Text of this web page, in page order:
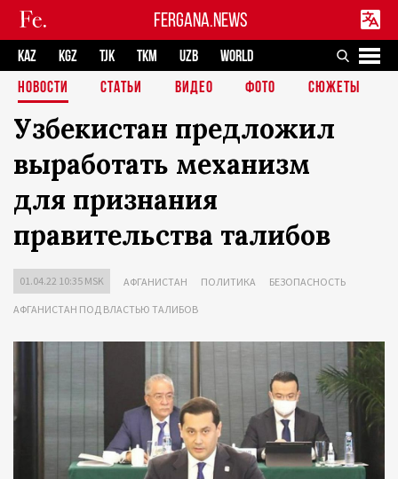
FERGANA.NEWS
KAZ KGZ TJK TKM UZB
WORLD
НОВОСТИ
СТАТЬИ ВИДЕО ФОТО СЮЖЕТЫ
Узбекистан предложил
выработать механизм
для признания
правительства талибов
01.04.22 10:35 MSK АФГАНИСТАН ПОЛИТИКА БЕЗОПАСНОСТЬ
АФГАНИСТАН ПОД ВЛАСТЬЮ ТАЛИБОВ